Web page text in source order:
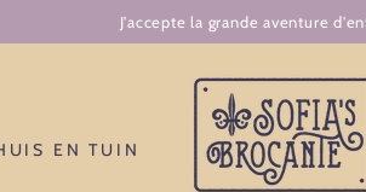
J'accepte la grande aventure
EN TUIN